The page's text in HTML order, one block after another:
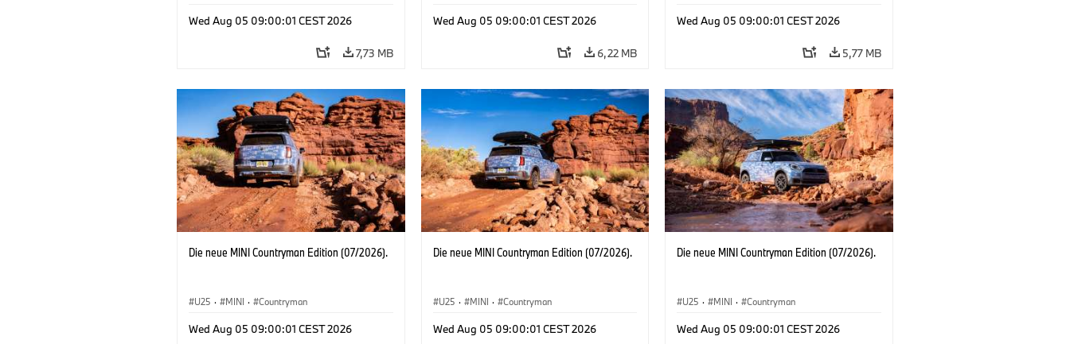
Wed Aug 05 09:00:01 CEST 2026
7,73 MB
Wed Aug 05 09:00:01 CEST 2026
6,22 MB
Wed Aug 05 09:00:01 CEST 2026
5,77 MB
Die neue MINI Countryman Edition (07/2026).
U25 · MINI · Countryman
Wed Aug 05 09:00:01 CEST 2026
Die neue MINI Countryman Edition (07/2026).
U25 · MINI · Countryman
Wed Aug 05 09:00:01 CEST 2026
Die neue MINI Countryman Edition (07/2026).
U25 · MINI · Countryman
Wed Aug 05 09:00:01 CEST 2026